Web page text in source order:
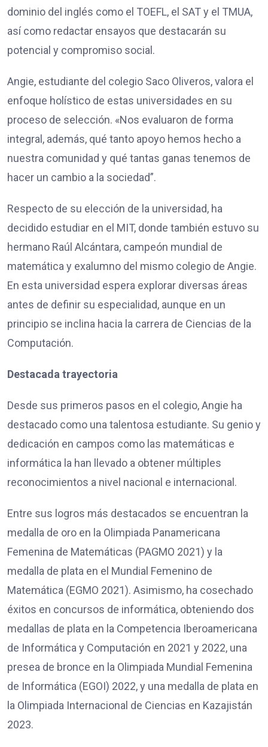
dominio del inglés como el TOEFL, el SAT y el TMUA,
así como redactar ensayos que destacarán su
potencial y compromiso social.
Angie, estudiante del colegio Saco Oliveros, valora el
enfoque holístico de estas universidades en su
proceso de selección. «Nos evaluaron de forma
integral, además, qué tanto apoyo hemos hecho a
nuestra comunidad y qué tantas ganas tenemos de
hacer un cambio a la sociedad”.
Respecto de su elección de la universidad, ha
decidido estudiar en el MIT, donde también estuvo su
hermano Raúl Alcántara, campeón mundial de
matemática y exalumno del mismo colegio de Angie.
En esta universidad espera explorar diversas áreas
antes de definir su especialidad, aunque en un
principio se inclina hacia la carrera de Ciencias de la
Computación.
Destacada trayectoria
Desde sus primeros pasos en el colegio, Angie ha
destacado como una talentosa estudiante. Su genio y
dedicación en campos como las matemáticas e
informática la han llevado a obtener múltiples
reconocimientos a nivel nacional e internacional.
Entre sus logros más destacados se encuentran la
medalla de oro en la Olimpiada Panamericana
Femenina de Matemáticas (PAGMO 2021) y la
medalla de plata en el Mundial Femenino de
Matemática (EGMO 2021). Asimismo, ha cosechado
éxitos en concursos de informática, obteniendo dos
medallas de plata en la Competencia Iberoamericana
de Informática y Computación en 2021 y 2022, una
presea de bronce en la Olimpiada Mundial Femenina
de Informática (EGOI) 2022, y una medalla de plata en
la Olimpiada Internacional de Ciencias en Kazajistán
2023.